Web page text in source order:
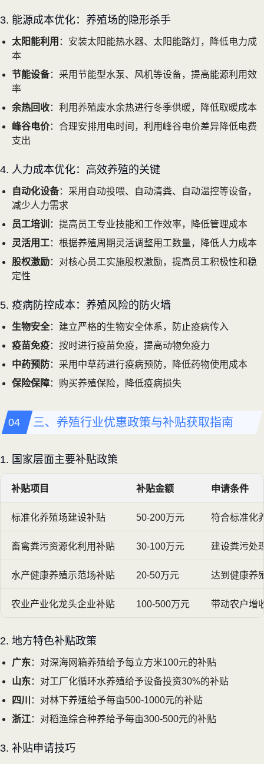
3. 能源成本优化：养殖场的隐形杀手
太阳能利用 ：安装太阳能热水器、太阳能路灯，降低电力成
本
节能设备：采用节能型水泵、风机等设备，提高能源利用效
率
余热回收：利用养殖废水余热进行冬季供暖，降低取暖成本
峰谷电价：合理安排用电时间，利用峰谷电价差异降低电费
支出
4. 人力成本优化：高效养殖的关键
自动化设备：采用自动投喂、自动清粪、自动温控等设备，
减少人力需求
员工培训 ：提高员工专业技能和工作效率，降低管理成本
灵活用工：根据养殖周期灵活调整用工数量，降低人力成本
股权激励：对核心员工实施股权激励，提高员工积极性和稳
定性
5. 疫病防控成本：养殖风险的防火墙
生物安全：建立严格的生物安全体系，防止疫病传入
疫苗免疫：按时进行疫苗免疫，提高动物免疫力
中药预防：采用中草药进行疫病预防，降低药物使用成本
保险保障：购买养殖保险，降低疫病损失
三、养殖行业优惠政策与补贴获取指南
1. 国家层面主要补贴政策
补贴项目 补贴金额 申请条件
标准化养殖场建设补贴 50-200万元 符合标准化
畜禽粪污资源化利用补贴 30-100万元 建设粪污处
水产健康养殖示范场补贴 20-50万元 达到健康养
农业产业化龙头企业补贴 100-500万元 带动农户增
2. 地方特色补贴政策
广东：对深海网箱养殖给予每立方米100元的补贴
山东：对工厂化循环水养殖给予设备投资30%的补贴
四川
：对林下养殖给予每亩500-1000元的补贴
浙江：对稻渔综合种养给予每亩300-500元的补贴
3. 补贴申请技巧